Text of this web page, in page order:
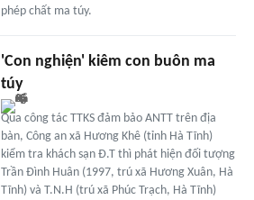
phép chất ma túy.
'Con nghiện' kiêm con buôn ma
túy
Qua công tác TTKS đảm bảo ANTT trên địa
bàn, Công an xã Hương Khê (tỉnh Hà Tĩnh)
kiểm tra khách sạn Đ.T thì phát hiện đối tượng
Trần Đình Huân (1997, trú xã Hương Xuân, Hà
Tĩnh) và T.N.H (trú xã Phúc Trạch, Hà Tĩnh)